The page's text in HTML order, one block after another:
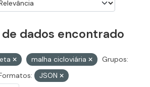
de dados encontrado
malha cicloviária
Grupos:
JSON